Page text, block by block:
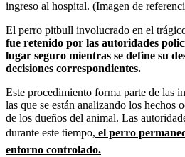
ingreso al hospital. (Imagen de
El perro pitbull involucrado en el
fue retenido por las autoridades
lugar seguro mientras se define su
decisiones correspondientes.
Este procedimiento forma parte de las
las que se están analizando los hechos
de los dueños del animal. Las
durante este tiempo, el perro
entorno controlado.